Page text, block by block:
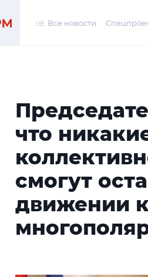
Все новости
что
смогут
движении